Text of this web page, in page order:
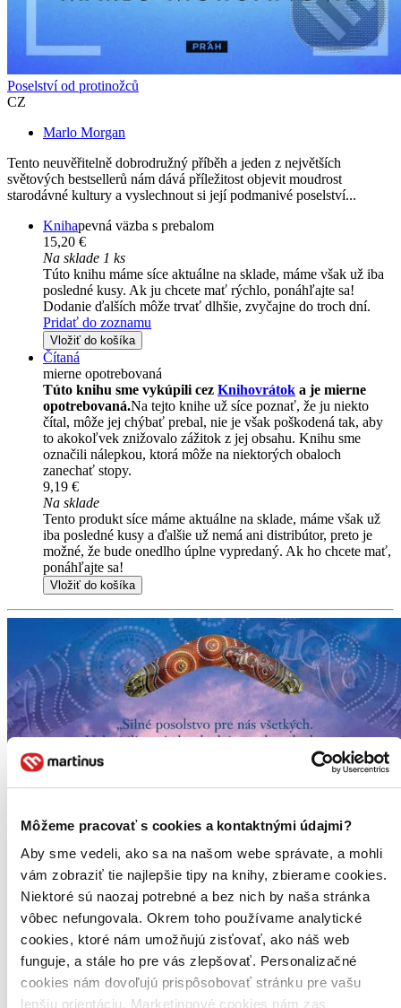
Môžeme pracovať s cookies a kontaktnými údajmi?
Aby sme vedeli, ako sa na našom webe správate, a mohli
vám zobraziť tie najlepšie tipy na knihy, zbierame cookies.
Niektoré sú naozaj potrebné a bez nich by naša stránka
vôbec nefungovala. Okrem toho používame analytické
cookies, ktoré nám umožňujú zisťovať, ako náš web
funguje, a stále ho pre vás zlepšovať. Personalizačné
cookies nám dovoľujú prispôsobovať stránku pre vašu
lepšiu orientáciu. Marketingové cookies nám zas
Poselství od protinožců
CZ
Marlo Morgan
Tento neuvěřitelně dobrodružný příběh a jeden z největších
světových bestsellerů nám dává příležitost objevit moudrost
starodávné kultury a vyslechnout si její podmanivé poselství...
Knihapevná väzba s prebalom
15,20 €
Na sklade 1 ks
Túto knihu máme síce aktuálne na sklade, máme však už iba
posledné kusy. Ak ju chcete mať rýchlo, ponáhľajte sa!
Dodanie ďalších môže trvať dlhšie, zvyčajne do troch dní.
Pridať do zoznamu
Vložiť do košíka
Čítaná
mierne opotrebovaná
Túto knihu sme vykúpili cez Knihovrátok a je mierne
opotrebovaná.Na tejto knihe už síce poznať, že ju niekto
čítal, môže jej chýbať prebal, nie je však poškodená tak, aby
to akokoľvek znižovalo zážitok z jej obsahu. Knihu sme
označili nálepkou, ktorá môže na niektorých obaloch
zanechať stopy.
9,19 €
Na sklade
Tento produkt síce máme aktuálne na sklade, máme však už
iba posledné kusy a ďalšie už nemá ani distribútor, preto je
možné, že bude onedlho úplne vypredaný. Ak ho chcete mať,
ponáhľajte sa!
Vložiť do košíka